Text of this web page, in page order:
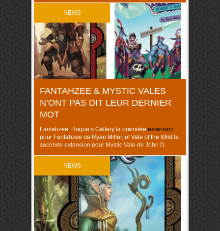
ans aux US depuis 1975. Ils en ont vu passer des
jeux tels que […]
NEWS
FANTAHZEE & MYSTIC VALES
N’ONT PAS DIT LEUR DERNIER
MOT
Fantahzee: Rogue’s Gallery la première extension
pour Fantahzee de Ryan Miller, et Vale of the Wild la
seconde extension pour Mystic Vale de John D.
qu’on se le dise, toutes leurs cartes n’ont pas été
abattues encore ! Même si ces jeux n’ont pas été
localisés (pas encore ?) nous y …
NEWS